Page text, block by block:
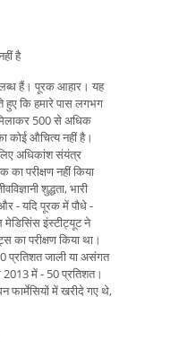
है
हैं। पूरक आहार। यह
हुए कि हमारे पास लगभग
500 से अधिक
कोई औचित्य नहीं है।
अधिकांश संयंत्र
का परीक्षण नहीं किया
शुद्धता, भारी
- यदि पूरक में पौधे -
इंस्टीट्यूट ने
परीक्षण किया था।
प्रतिशत जाली या असंगत
में - 50 प्रतिशत।
फार्मेसियों में खरीदे गए थे,